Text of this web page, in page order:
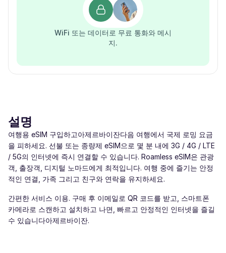
WiFi 또는 데이터로 무료 통화와 메시
지.
설명
여행용 eSIM 구입하고아제르바이잔다음 여행에서 국제 로밍 요금
을 피하세요. 선불 또는 종량제 eSIM으로 몇 분 내에 3G / 4G / LTE
/ 5G의 인터넷에 즉시 연결할 수 있습니다. Roamless eSIM은 관광
객, 출장객, 디지털 노마드에게 최적입니다. 여행 중에 즐기는 안정
적인 연결, 가족 그리고 친구와 연락을 유지하세요.
간편한 서비스 이용. 구매 후 이메일로 QR 코드를 받고, 스마트폰
카메라로 스캔하고 설치하고 나면, 빠르고 안정적인 인터넷을 즐길
수 있습니다아제르바이잔.